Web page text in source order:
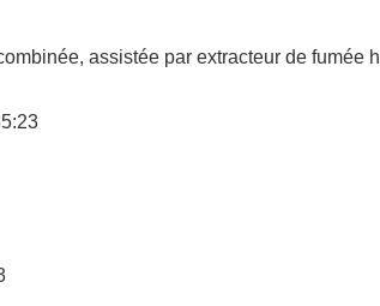
assistée par extracteur de fumée